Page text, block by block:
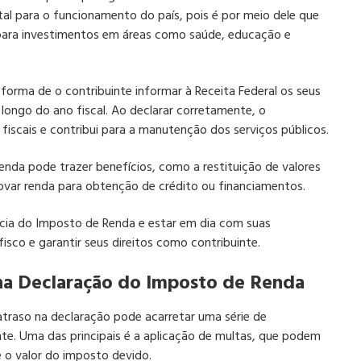
para o funcionamento do país, pois é por meio dele que
investimentos em áreas como saúde, educação e
de o contribuinte informar à Receita Federal os seus
do ano fiscal. Ao declarar corretamente, o
e contribui para a manutenção dos serviços públicos.
pode trazer benefícios, como a restituição de valores
renda para obtenção de crédito ou financiamentos.
do Imposto de Renda e estar em dia com suas
e garantir seus direitos como contribuinte.
Declaração do Imposto de Renda
na declaração pode acarretar uma série de
Uma das principais é a aplicação de multas, que podem
valor do imposto devido.